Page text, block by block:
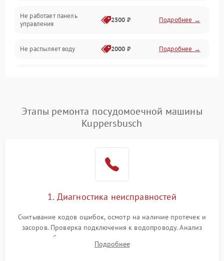
Гигиена
Программное обеспечение
Не работает панель
управления
2500 ₽ Подробнее →
Не распыляет воду 2000 ₽ Подробнее →
Проблемы с набором
воды
1800 ₽ Подробнее →
1700 ₽
циркуляционным насосом
2100 ₽ Подробнее →
Этапы ремонта посудомоечной машины
Kuppersbusch
1. Диагностика неисправностей
Считывание кодов ошибок, осмотр на наличие протечек и
засоров. Проверка подключения к водопроводу. Анализ
жалоб на отсутствие слива, нагрева, вращения
разбрызгивателей или срабатывание системы защиты
Подробнее